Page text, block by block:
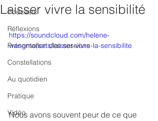
Podcasts
Réflexions
Présentation des sessions
Constellations
Au quotidien
Pratique
Vidéo
Laisser vivre la sensibilité
https://soundcloud.com/helene-
wangmo/sets/laisser-vivre-la-sensibilite
Nous avons souvent peur de ce que